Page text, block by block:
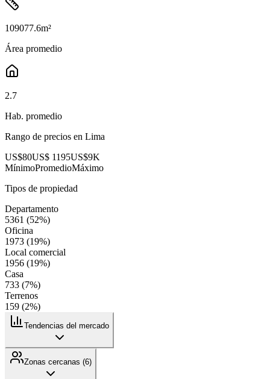
109077.6m²
Área promedio
2.7
Hab. promedio
Rango de precios en Lima
US$80US$ 1195US$9K
MínimoPromedioMáximo
Tipos de propiedad
Departamento
5361 (52%)
Oficina
1973 (19%)
Local comercial
1956 (19%)
Casa
733 (7%)
Terrenos
159 (2%)
Tendencias del mercado
Zonas cercanas (6)